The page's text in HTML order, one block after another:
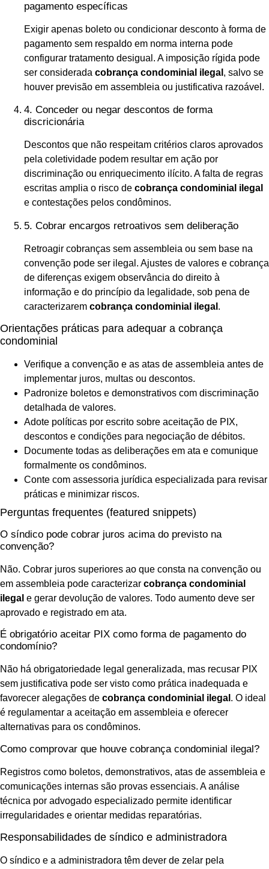
pagamento específicas
Exigir apenas boleto ou condicionar desconto à forma de
pagamento sem respaldo em norma interna pode
configurar tratamento desigual. A imposição rígida pode
ser considerada cobrança condominial ilegal , salvo se
houver previsão em assembleia ou justificativa razoável.
4. Conceder ou negar descontos de forma
discricionária
Descontos que não respeitam critérios claros aprovados
pela coletividade podem resultar em ação por
discriminação ou enriquecimento ilícito. A falta de regras
escritas amplia o risco de cobrança condominial ilegal
e contestações pelos condôminos.
5. Cobrar encargos retroativos sem deliberação
Retroagir cobranças sem assembleia ou sem base na
convenção pode ser ilegal. Ajustes de valores e cobrança
de diferenças exigem observância do direito à
informação e do princípio da legalidade, sob pena de
caracterizarem cobrança condominial ilegal .
Orientações práticas para adequar a cobrança
condominial
Verifique a convenção e as atas de assembleia antes de
implementar juros, multas ou descontos.
Padronize boletos e demonstrativos com discriminação
detalhada de valores.
Adote políticas por escrito sobre aceitação de PIX,
descontos e condições para negociação de débitos.
Documente todas as deliberações em ata e comunique
formalmente os condôminos.
Conte com assessoria jurídica especializada para revisar
práticas e minimizar riscos.
Perguntas frequentes (featured snippets)
O síndico pode cobrar juros acima do previsto na
convenção?
Não. Cobrar juros superiores ao que consta na convenção ou
em assembleia pode caracterizar cobrança condominial
ilegal e gerar devolução de valores. Todo aumento deve ser
aprovado e registrado em ata.
É obrigatório aceitar PIX como forma de pagamento do
condomínio?
Não há obrigatoriedade legal generalizada, mas recusar PIX
sem justificativa pode ser visto como prática inadequada e
favorecer alegações de cobrança condominial ilegal . O ideal
é regulamentar a aceitação em assembleia e oferecer
alternativas para os condôminos.
Como comprovar que houve cobrança condominial ilegal?
Registros como boletos, demonstrativos, atas de assembleia e
comunicações internas são provas essenciais. A análise
técnica por advogado especializado permite identificar
irregularidades e orientar medidas reparatórias.
Responsabilidades de síndico e administradora
O síndico e a administradora têm dever de zelar pela